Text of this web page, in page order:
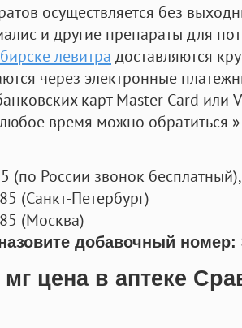
осуществляется без
и другие препараты для
левитра доставляются
через электронные
карт Master Card или
время можно обратиться
(по России звонок бесплатный),
(Санкт-Петербург)
(Москва)
добавочный номер:
цена в аптеке